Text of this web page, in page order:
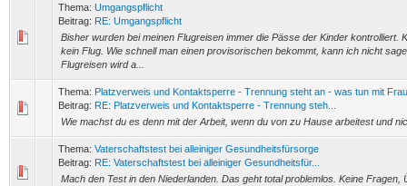
Thema: Umgangspflicht
Beitrag: RE: Umgangspflicht
Bisher wurden bei meinen Flugreisen immer die Pässe der Kinder kontrolliert.
kein Flug. Wie schnell man einen provisorischen bekommt, kann ich nicht
Flugreisen wird a...
Thema: Platzverweis und Kontaktsperre - Trennung steht an - was tun mit
Beitrag: RE: Platzverweis und Kontaktsperre - Trennung steh...
Wie machst du es denn mit der Arbeit, wenn du von zu Hause arbeitest und
Thema: Vaterschaftstest bei alleiniger Gesundheitsfürsorge
Beitrag: RE: Vaterschaftstest bei alleiniger Gesundheitsfür...
Mach den Test in den Niederlanden. Das geht total problemlos. Keine Fragen,